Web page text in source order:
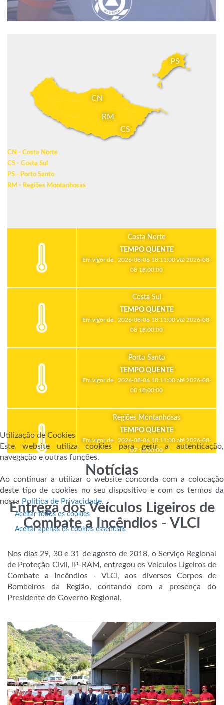
CN
CS
PS
RM
CN - Costa Norte
CS - Costa Sul
PS - Porto Santo
RM - Regiões Montanhosas
Costa Norte
TEMPO QUENTE
Em vigor de , 2026-08-06 18:11:00 até 2026-08-
08 18:00:00
Costa Sul
TEMPO QUENTE
Em vigor de , 2026-08-06 18:11:00 até 2026-08-
08 18:00:00
Porto Santo
TEMPO QUENTE
Em vigor de , 2026-08-06 18:11:00 até 2026-08-
08 18:00:00
Regiões Montanhosas
TEMPO QUENTE
Em vigor de , 2026-08-06 18:11:00 até 2026-08-
07 18:00:00
Notícias
Entrega dos Veículos Ligeiros de
Combate a Incêndios - VLCI
Nos dias 29, 30 e 31 de agosto de 2018, o Serviço Regional
de Proteção Civil, IP-RAM, entregou os Veículos Ligeiros de
Combate a Incêndios - VLCI, aos diversos Corpos de
Bombeiros da Região, contando com a presença do
Presidente do Governo Regional.
Utilização de Cookies
Este website utiliza cookies para gerir a autenticação,
navegação e outras funções.
Ao continuar a utilizar o website concorda com a colocação
deste tipo de cookies no seu dispositivo e com os termos da
nossa Política de Privacidade.
Aceitar todos os cookies
Aceitar apenas os cookies essenciais